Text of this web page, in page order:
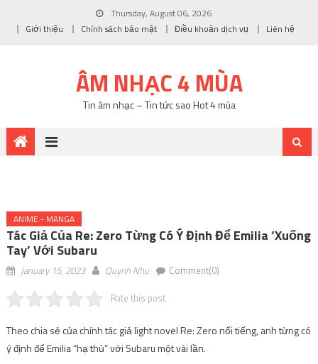
Thursday, August 06, 2026
Giới thiệu
Chính sách bảo mật Điều khoản dịch vụ Liên hệ
ÂM NHẠC 4 MÙA
Tin âm nhạc – Tin tức sao Hot 4 mùa
ANIME - MANGA
Tác Giả Của Re: Zero Từng Có Ý Định Để Emilia ‘xuống
Tay’ Với Subaru
January 15, 2023 Quynh Nhu Comment(0)
Rate this post
Theo chia sẻ của chính tác giả light novel Re: Zero nổi tiếng, anh từng có
ý định để Emilia “hạ thủ” với Subaru một vài lần.